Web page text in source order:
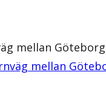
mellan
mellan